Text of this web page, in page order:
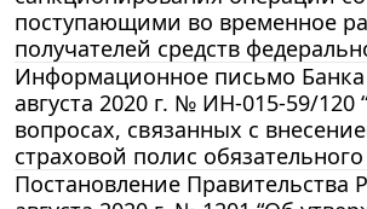
поступающими во временное
получателей средств
Информационное письмо Банка
августа 2020 г. № ИН-015-59/120
вопросах, связанных с
страховой полис
Постановление Правительства